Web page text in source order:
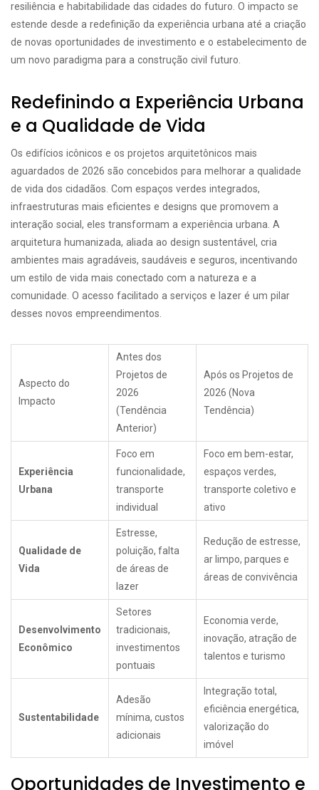
resiliência e habitabilidade das cidades do futuro. O impacto se
estende desde a redefinição da experiência urbana até a criação
de novas oportunidades de investimento e o estabelecimento de
um novo paradigma para a construção civil futuro.
Redefinindo a Experiência Urbana
e a Qualidade de Vida
Os edifícios icônicos e os projetos arquitetônicos mais
aguardados de 2026 são concebidos para melhorar a qualidade
de vida dos cidadãos. Com espaços verdes integrados,
infraestruturas mais eficientes e designs que promovem a
interação social, eles transformam a experiência urbana. A
arquitetura humanizada, aliada ao design sustentável, cria
ambientes mais agradáveis, saudáveis e seguros, incentivando
um estilo de vida mais conectado com a natureza e a
comunidade. O acesso facilitado a serviços e lazer é um pilar
desses novos empreendimentos.
Aspecto do
Impacto
Antes dos
Projetos de
2026
(Tendência
Anterior)
Após os Projetos de
2026 (Nova
Tendência)
Experiência
Urbana
Foco em
funcionalidade,
transporte
individual
Foco em bem-estar,
espaços verdes,
transporte coletivo e
ativo
Qualidade de
Vida
Estresse,
poluição, falta
de áreas de
lazer
Redução de estresse,
ar limpo, parques e
áreas de convivência
Desenvolvimento
Econômico
Setores
tradicionais,
investimentos
pontuais
Economia verde,
inovação, atração de
talentos e turismo
Sustentabilidade
Adesão
mínima, custos
adicionais
Integração total,
eficiência energética,
valorização do
imóvel
Oportunidades de Investimento e